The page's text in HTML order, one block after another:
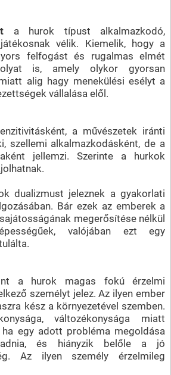
a hurok típust alkalmazkodó,
vélik. Kiemelik, hogy a
felfogást és rugalmas elmét
is, amely olykor gyorsan
alig hagy menekülési esélyt a
vállalása elől.
a művészetek iránti
szellemi alkalmazkodásként, de a
jellemzi. Szerinte a hurkok
dualizmust jeleznek a gyakorlati
Bár ezek az emberek a
megerősítése nélkül
valójában ezt egy
a hurok magas fokú érzelmi
személyt jelez. Az ilyen ember
kész a környezetével szemben.
változékonysága miatt
ha egy adott probléma megoldása
és hiányzik belőle a jó
Az ilyen személy érzelmileg